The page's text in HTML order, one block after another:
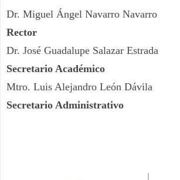
Dr. Miguel Ángel Navarro Navarro
Rector
Dr. José Guadalupe Salazar Estrada
Secretario Académico
Mtro. Luis Alejandro León Dávila
Secretario Administrativo